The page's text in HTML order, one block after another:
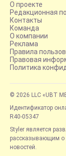
О проекте
Редакционная
Контакты
Команда
О компании
Реклама
Правила
Правовая
Политика
© 2026 LLC «UBT
Идентификатор
R40-05347
Styler является
рассказывающим о
новостей.